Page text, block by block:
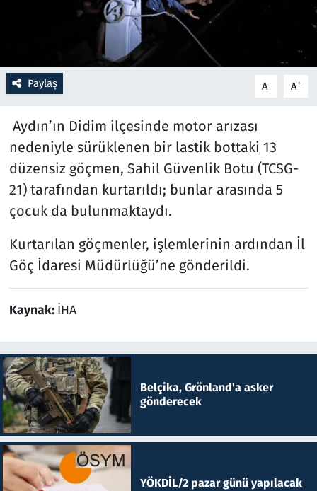
Paylaş A- A+
Aydın’ın Didim ilçesinde motor arızası
nedeniyle sürüklenen bir lastik bottaki 13
düzensiz göçmen, Sahil Güvenlik Botu (TCSG-
21) tarafından kurtarıldı; bunlar arasında 5
çocuk da bulunmaktaydı.
Kurtarılan göçmenler, işlemlerinin ardından İl
Göç İdaresi Müdürlüğü’ne gönderildi.
Kaynak: İHA
Belçika, Grönland'a asker
gönderecek
YÖKDİL/2 pazar günü yapılacak
Resmi İlanlar
Rüya Tabirleri
Sağlık
Savunma Sanayi
Seçim 2023
Spor
Televizyon